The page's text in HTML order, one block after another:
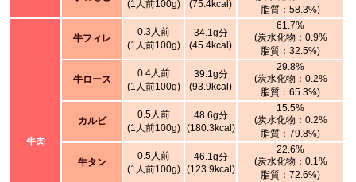
(1人前100g) (75.4kcal)
脂質：58.3%)
牛肉
牛フィレ
0.3人前
(1人前100g)
34.1g分
(45.4kcal)
61.7%
(炭水化物：0.9%
脂質：32.5%)
牛ロース
0.4人前
(1人前100g)
39.1g分
(93.9kcal)
29.8%
(炭水化物：0.2%
脂質：65.3%)
カルビ
0.5人前
(1人前100g)
48.6g分
(180.3kcal)
15.5%
(炭水化物：0.2%
脂質：79.8%)
牛タン
0.5人前
(1人前100g)
46.1g分
(123.9kcal)
22.6%
(炭水化物：0.1%
脂質：72.6%)